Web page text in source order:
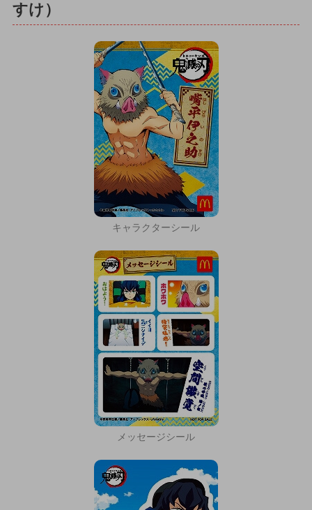
すけ）
キャラクターシール
メッセージシール